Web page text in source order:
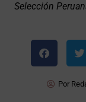
Selección
Por